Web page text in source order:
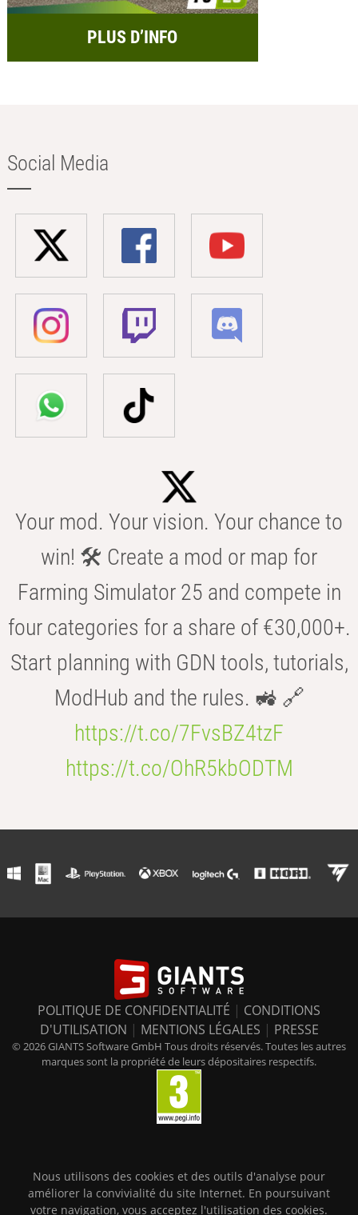
PLUS D’INFO
Social Media
Your mod. Your vision. Your chance to
win! 🛠️ Create a mod or map for
Farming Simulator 25 and compete in
four categories for a share of €30,000+.
Start planning with GDN tools, tutorials,
ModHub and the rules. 🚜 🔗
https://t.co/7FvsBZ4tzF
https://t.co/OhR5kbODTM
POLITIQUE DE CONFIDENTIALITÉ | CONDITIONS
D'UTILISATION | MENTIONS LÉGALES | PRESSE
© 2026 GIANTS Software GmbH Tous droits réservés. Toutes les autres
marques sont la propriété de leurs dépositaires respectifs.
Nous utilisons des cookies et des outils d'analyse pour
améliorer la convivialité du site Internet. En poursuivant
votre navigation, vous acceptez l'utilisation des cookies.